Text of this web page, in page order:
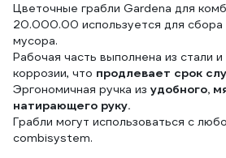
Цветочные грабли Gardena для
20.000.00 используется для сбора
мусора.
Рабочая часть выполнена из стали
коррозии, что продлевает срок
Эргономичная ручка из удобного,
натирающего руку.
Грабли могут использоваться с
combisystem.